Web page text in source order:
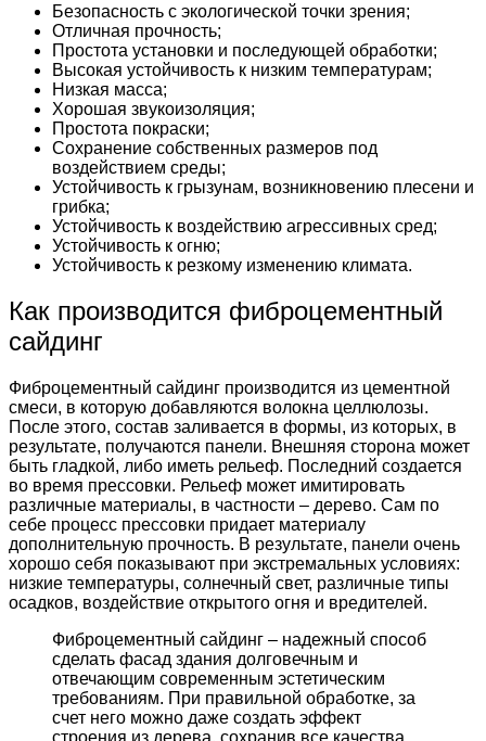
Безопасность с экологической точки зрения;
Отличная прочность;
Простота установки и последующей обработки;
Высокая устойчивость к низким температурам;
Низкая масса;
Хорошая звукоизоляция;
Простота покраски;
Сохранение собственных размеров под
воздействием среды;
Устойчивость к грызунам, возникновению плесени и
грибка;
Устойчивость к воздействию агрессивных сред;
Устойчивость к огню;
Устойчивость к резкому изменению климата.
Как производится фиброцементный
сайдинг
Фиброцементный сайдинг производится из цементной
смеси, в которую добавляются волокна целлюлозы.
После этого, состав заливается в формы, из которых, в
результате, получаются панели. Внешняя сторона может
быть гладкой, либо иметь рельеф. Последний создается
во время прессовки. Рельеф может имитировать
различные материалы, в частности – дерево. Сам по
себе процесс прессовки придает материалу
дополнительную прочность. В результате, панели очень
хорошо себя показывают при экстремальных условиях:
низкие температуры, солнечный свет, различные типы
осадков, воздействие открытого огня и вредителей.
Фиброцементный сайдинг – надежный способ
сделать фасад здания долговечным и
отвечающим современным эстетическим
требованиям. При правильной обработке, за
счет него можно даже создать эффект